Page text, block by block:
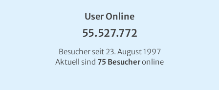
User Online
55.527.772
Besucher seit 23. August 1997
Aktuell sind 75 Besucheronline